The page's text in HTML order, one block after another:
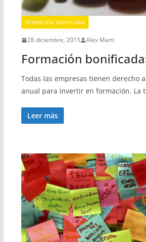
FORMACIÓN BONIFICADA
28 diciembre, 2015 Alex Marti
Formación
Todas las empresas tienen derecho
anual para invertir en formación. La
Leer más